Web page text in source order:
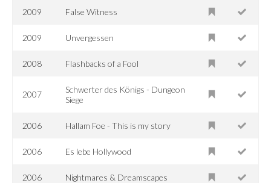
2009 False Witness
2009 Unvergessen
2008 Flashbacks of a Fool
2007
Schwerter des Königs - Dungeon
Siege
2006 Hallam Foe - This is my story
2006 Es lebe Hollywood
2006 Nightmares & Dreamscapes